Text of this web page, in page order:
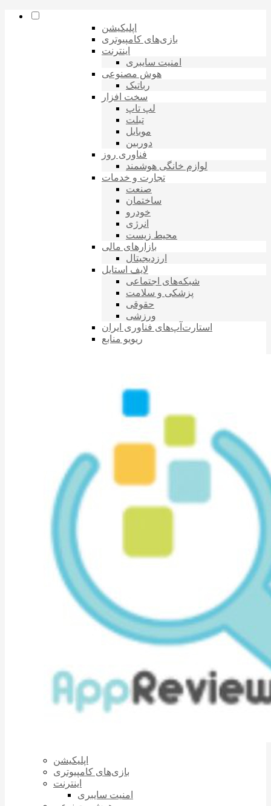
اپلیکیشن
بازی‌های کامپیوتری
اینترنت
امنیت سایبری
هوش مصنوعی
رباتیک
سخت افزار
لپ تاپ
تبلت
موبایل
دوربین
فناوری روز
لوازم خانگی هوشمند
تجارت و خدمات
صنعت
ساختمان
خودرو
انرژی
محیط زیست
بازارهای مالی
ارزدیجیتال
لایف استایل
شبکه‌های اجتماعی
پزشکی و سلامت
حقوقی
ورزشی
استارت‌آپ‌های فناوری ایران
ریویو منابع
اپلیکیشن
بازی‌های کامپیوتری
اینترنت
امنیت سایبری